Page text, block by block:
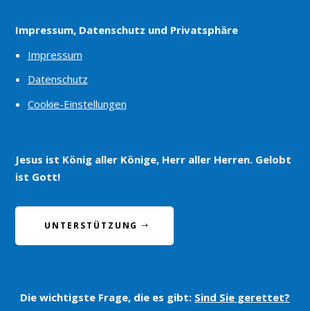
Impressum, Datenschutz und Privatsphäre
Impressum
Datenschutz
Cookie-Einstellungen
Jesus ist König aller Könige, Herr aller Herren. Gelobt
ist Gott!
UNTERSTÜTZUNG
Die wichtigste Frage, die es gibt: Sind Sie gerettet?